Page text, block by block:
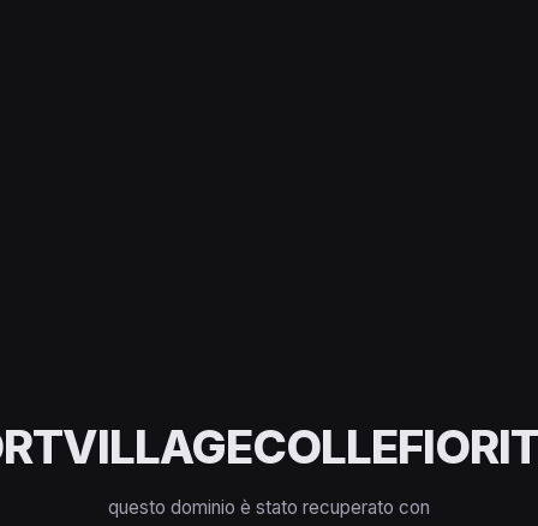
questo dominio è stato recuperato con